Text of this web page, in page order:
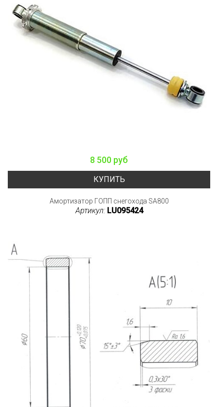
8 500 руб
КУПИТЬ
Амортизатор ГОПП снегохода SA800
Артикул: LU095424